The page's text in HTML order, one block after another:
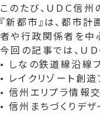
このたび、ＵＤＣ信
『新都市』は、都市
者や行政関係者を中
今回の記事では、Ｕ
• しなの鉄道線沿線
• レイクリゾート創造
• 信州エリプラ情報
• 信州まちづくりデザ